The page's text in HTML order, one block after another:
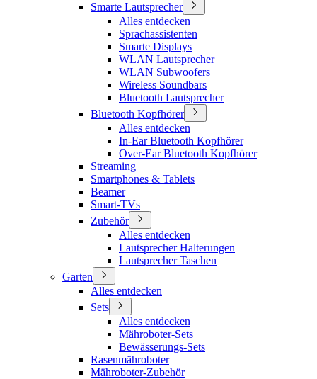
Smarte Lautsprecher
Alles entdecken
Sprachassistenten
Smarte Displays
WLAN Lautsprecher
WLAN Subwoofers
Wireless Soundbars
Bluetooth Lautsprecher
Bluetooth Kopfhörer
Alles entdecken
In-Ear Bluetooth Kopfhörer
Over-Ear Bluetooth Kopfhörer
Streaming
Smartphones & Tablets
Beamer
Smart-TVs
Zubehör
Alles entdecken
Lautsprecher Halterungen
Lautsprecher Taschen
Garten
Alles entdecken
Sets
Alles entdecken
Mähroboter-Sets
Bewässerungs-Sets
Rasenmähroboter
Mähroboter-Zubehör